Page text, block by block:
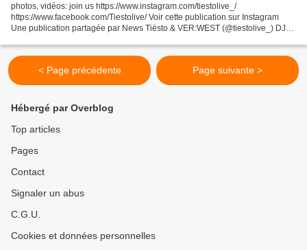
photos, vidéos: join us https://www.instagram.com/tiestolive_/
https://www.facebook.com/Tiestolive/ Voir cette publication sur Instagram
Une publication partagée par News Tiësto & VER:WEST (@tiestolive_) DJ
< Page précédente Page suivante >
Hébergé par Overblog
Top articles
Pages
Contact
Signaler un abus
C.G.U.
Cookies et données personnelles